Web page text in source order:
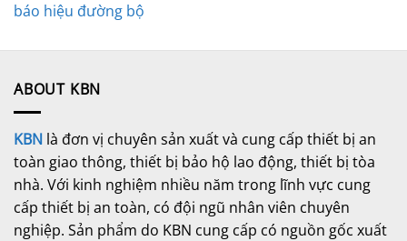
báo hiệu đường bộ
ABOUT KBN
KBN là đơn vị chuyên sản xuất và cung cấp thiết bị an
toàn giao thông, thiết bị bảo hộ lao động, thiết bị tòa
nhà. Với kinh nghiệm nhiều năm trong lĩnh vực cung
cấp thiết bị an toàn, có đội ngũ nhân viên chuyên
nghiệp. Sản phẩm do KBN cung cấp có nguồn gốc xuất